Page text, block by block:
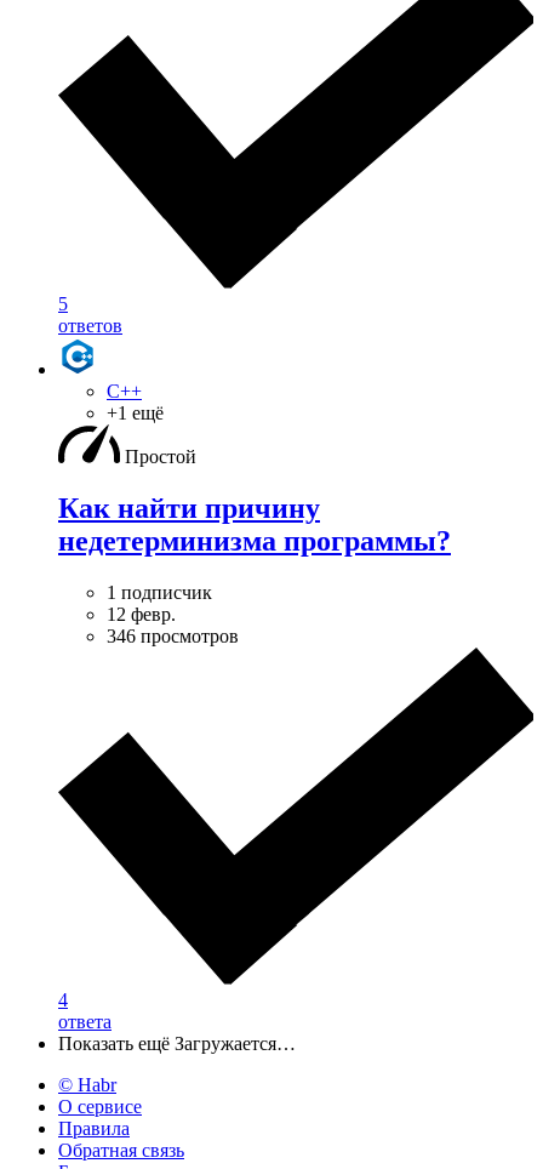
5
ответов
C++
+1 ещё
Простой
Как найти причину
недетерминизма программы?
1 подписчик
12 февр.
346 просмотров
4
ответа
Показать ещё Загружается…
© Habr
О сервисе
Правила
Обратная связь